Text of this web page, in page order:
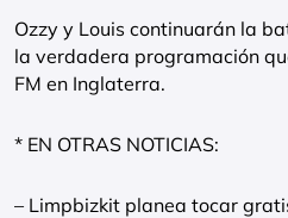
Ozzy y Louis continuarán la
la verdadera programación
FM en Inglaterra.
* EN OTRAS NOTICIAS:
– Limpbizkit planea tocar